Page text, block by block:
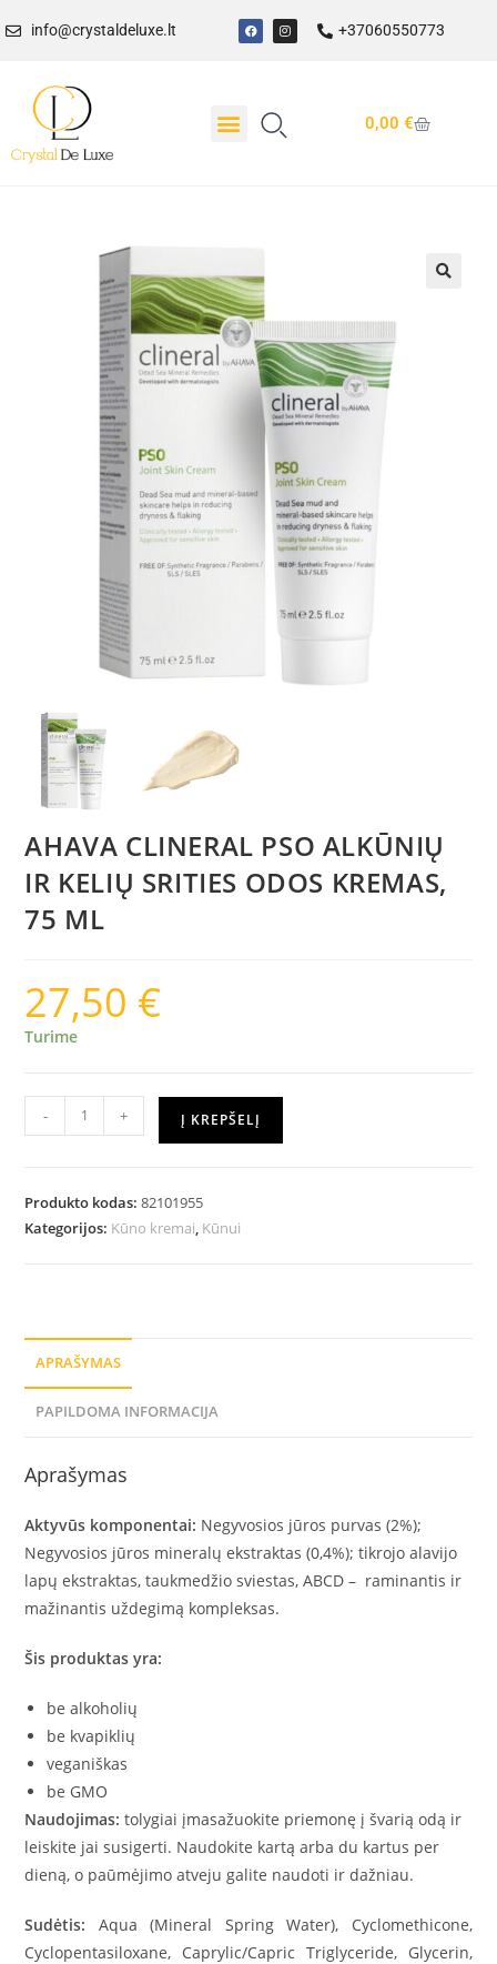
info@crystaldeluxe.lt +37060550773
0,00 €
AHAVA CLINERAL PSO ALKŪNIŲ
IR KELIŲ SRITIES ODOS KREMAS,
75 ML
27,50 €
Turime
- + Į KREPŠELĮ
Produkto kodas:82101955
Kategorijos: Kūno kremai, Kūnui
APRAŠYMAS
PAPILDOMA INFORMACIJA
Aprašymas
Aktyvūs komponentai: Negyvosios jūros purvas (2%);
Negyvosios jūros mineralų ekstraktas (0,4%); tikrojo alavijo
lapų ekstraktas, taukmedžio sviestas, ABCD – raminantis ir
mažinantis uždegimą kompleksas.
Šis produktas yra:
be alkoholių
be kvapiklių
veganiškas
be GMO
Naudojimas: tolygiai įmasažuokite priemonę į švarią odą ir
leiskite jai susigerti. Naudokite kartą arba du kartus per
dieną, o paūmėjimo atveju galite naudoti ir dažniau.
Sudėtis: Aqua (Mineral Spring Water), Cyclomethicone,
Cyclopentasiloxane, Caprylic/Capric Triglyceride, Glycerin,